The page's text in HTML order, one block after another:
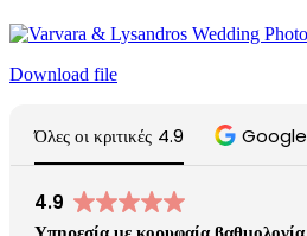
Download file
Όλες οι κριτικές 4.9 Google
4.9